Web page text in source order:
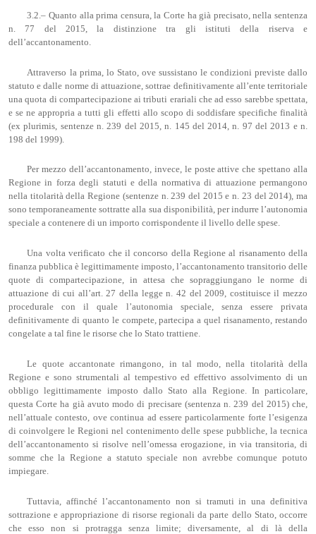
3.2.– Quanto alla prima censura, la Corte ha già precisato, nella sentenza
n. 77 del 2015, la distinzione tra gli istituti della riserva e
dell’accantonamento.
Attraverso la prima, lo Stato, ove sussistano le condizioni previste dallo
statuto e dalle norme di attuazione, sottrae definitivamente all’ente territoriale
una quota di compartecipazione ai tributi erariali che ad esso sarebbe spettata,
e se ne appropria a tutti gli effetti allo scopo di soddisfare specifiche finalità
(ex plurimis, sentenze n. 239 del 2015, n. 145 del 2014, n. 97 del 2013 e n.
198 del 1999).
Per mezzo dell’accantonamento, invece, le poste attive che spettano alla
Regione in forza degli statuti e della normativa di attuazione permangono
nella titolarità della Regione (sentenze n. 239 del 2015 e n. 23 del 2014), ma
sono temporaneamente sottratte alla sua disponibilità, per indurre l’autonomia
speciale a contenere di un importo corrispondente il livello delle spese.
Una volta verificato che il concorso della Regione al risanamento della
finanza pubblica è legittimamente imposto, l’accantonamento transitorio delle
quote di compartecipazione, in attesa che sopraggiungano le norme di
attuazione di cui all’art. 27 della legge n. 42 del 2009, costituisce il mezzo
procedurale con il quale l’autonomia speciale, senza essere privata
definitivamente di quanto le compete, partecipa a quel risanamento, restando
congelate a tal fine le risorse che lo Stato trattiene.
Le quote accantonate rimangono, in tal modo, nella titolarità della
Regione e sono strumentali al tempestivo ed effettivo assolvimento di un
obbligo legittimamente imposto dallo Stato alla Regione. In particolare,
questa Corte ha già avuto modo di precisare (sentenza n. 239 del 2015) che,
nell’attuale contesto, ove continua ad essere particolarmente forte l’esigenza
di coinvolgere le Regioni nel contenimento delle spese pubbliche, la tecnica
dell’accantonamento si risolve nell’omessa erogazione, in via transitoria, di
somme che la Regione a statuto speciale non avrebbe comunque potuto
impiegare.
Tuttavia, affinché l’accantonamento non si tramuti in una definitiva
sottrazione e appropriazione di risorse regionali da parte dello Stato, occorre
che esso non si protragga senza limite; diversamente, al di là della